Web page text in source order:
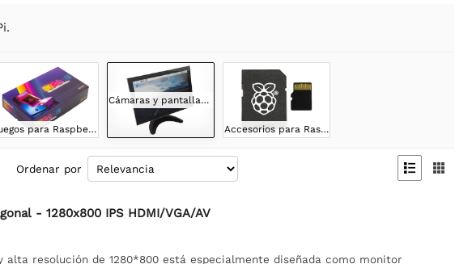
Juegos para Raspberry Pi
Cámaras y pantallas para Raspberry
Accesorios para Raspberry Pi
Ordenar por  
- 1280x800 IPS HDMI/VGA/AV
alta resolución de 1280*800 está especialmente diseñada como monitor